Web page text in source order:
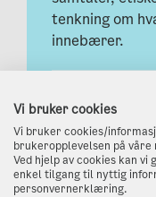
tenkning om
innebærer.
Fag:Norsk,
Varighet:1
Vi bruker cookies
Vi bruker cookies/
brukeropplevelsen på
Ved hjelp av cookies kan
enkel tilgang til nyttig
personvernerklæring.